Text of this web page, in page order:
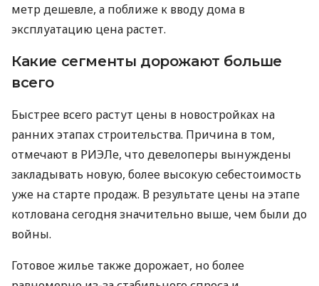
метр дешевле, а поближе к вводу дома в
эксплуатацию цена растет.
Какие сегменты дорожают больше
всего
Быстрее всего растут цены в новостройках на
ранних этапах строительства. Причина в том,
отмечают в РИЭЛе, что девелоперы вынуждены
закладывать новую, более высокую себестоимость
уже на старте продаж. В результате цены на этапе
котлована сегодня значительно выше, чем были до
войны.
Готовое жилье также дорожает, но более